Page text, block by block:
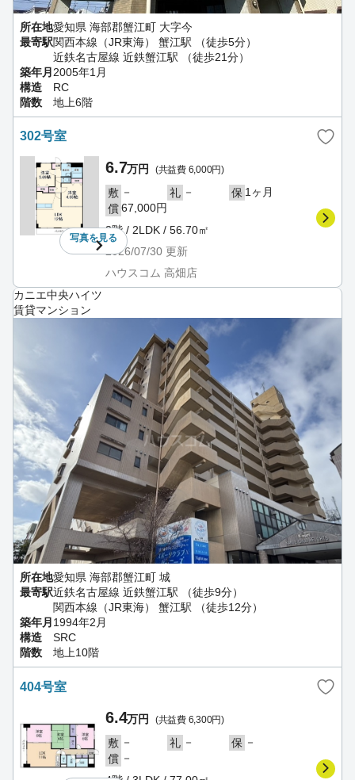
所在地愛知県 海部郡蟹江町 大字今
最寄駅関西本線（JR東海） 蟹江駅 （徒歩5分）
近鉄名古屋線 近鉄蟹江駅 （徒歩21分）
築年月2005年1月
構造
RC
階数
地上6階
302号室
写真を見る
6.7万円 (共益費 6,000円)
敷 － 礼 － 保 1ヶ月
償67,000円
3階 / 2LDK / 56.70㎡
2026/07/30 更新
ハウスコム 高畑店
カニエ中央ハイツ
賃貸マンション
所在地愛知県 海部郡蟹江町 城
最寄駅近鉄名古屋線 近鉄蟹江駅 （徒歩9分）
関西本線（JR東海） 蟹江駅 （徒歩12分）
築年月 1994年2月
構造
SRC
階数
地上10階
404号室
6.4万円 (共益費 6,300円)
敷 － 礼 － 保 －
償 －